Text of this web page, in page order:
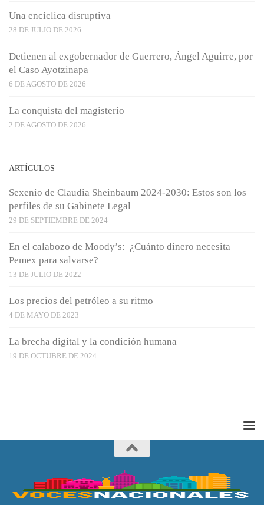
Una encíclica disruptiva
28 DE JULIO DE 2026
Detienen al exgobernador de Guerrero, Ángel Aguirre, por
el Caso Ayotzinapa
6 DE AGOSTO DE 2026
La conquista del magisterio
2 DE AGOSTO DE 2026
ARTÍCULOS
Sexenio de Claudia Sheinbaum 2024-2030: Estos son los
perfiles de su Gabinete Legal
29 DE SEPTIEMBRE DE 2024
En el calabozo de Moody’s: ¿Cuánto dinero necesita
Pemex para salvarse?
13 DE JULIO DE 2022
Los precios del petróleo a su ritmo
4 DE MAYO DE 2023
La brecha digital y la condición humana
19 DE OCTUBRE DE 2024